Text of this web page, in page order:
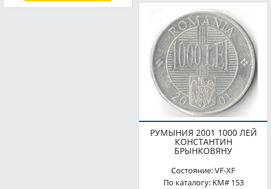
РУМЫНИЯ 2001 1000 ЛЕЙ
КОНСТАНТИН
БРЫНКОВЯНУ
Состояние: VF-XF
По каталогу: KM# 153